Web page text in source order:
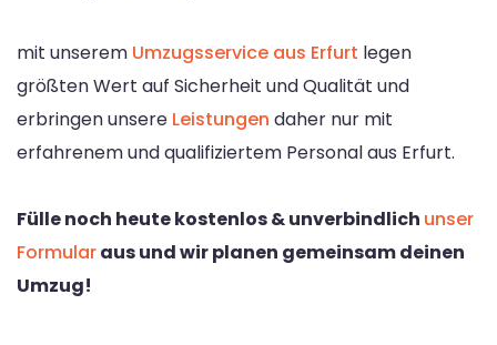
mit unserem Umzugsservice aus Erfurt legen
größten Wert auf Sicherheit und Qualität und
erbringen unsere Leistungen daher nur mit
erfahrenem und qualifiziertem Personal aus Erfurt.
Fülle noch heute kostenlos & unverbindlich unser
Formularaus und wir planen gemeinsam deinen
Umzug!